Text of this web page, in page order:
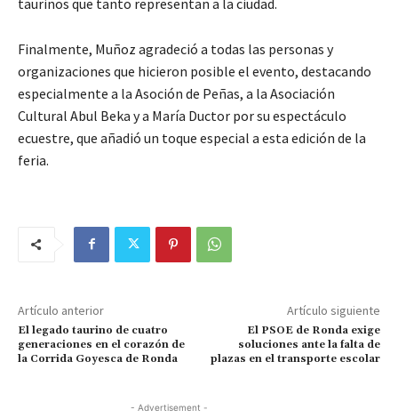
Finalmente, Muñoz agradeció a todas las personas y
organizaciones que hicieron posible el evento, destacando
especialmente a la Asoción de Peñas, a la Asociación
Cultural Abul Beka y a María Ductor por su espectáculo
ecuestre, que añadió un toque especial a esta edición de la
feria.
Artículo anterior
El legado taurino de cuatro
generaciones en el corazón de
la Corrida Goyesca de Ronda
Artículo siguiente
El PSOE de Ronda exige
soluciones ante la falta de
plazas en el transporte escolar
- Advertisement -